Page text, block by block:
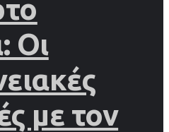
Οι
με τον